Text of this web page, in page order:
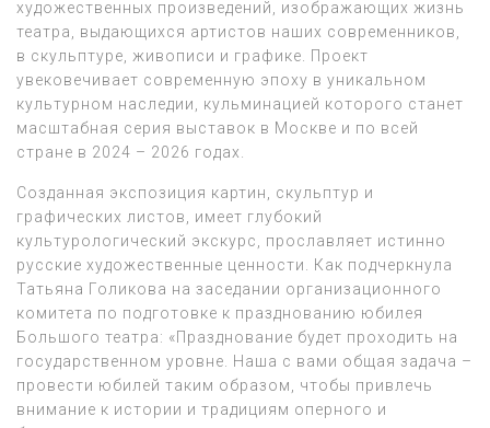
художественных произведений, изображающих жизнь
театра, выдающихся артистов наших современников,
в скульптуре, живописи и графике. Проект
увековечивает современную эпоху в уникальном
культурном наследии, кульминацией которого станет
масштабная серия выставок в Москве и по всей
стране в 2024 – 2026 годах.
Созданная экспозиция картин, скульптур и
графических листов, имеет глубокий
культурологический экскурс, прославляет истинно
русские художественные ценности. Как подчеркнула
Татьяна Голикова на заседании организационного
комитета по подготовке к празднованию юбилея
Большого театра: «Празднование будет проходить на
государственном уровне. Наша с вами общая задача –
провести юбилей таким образом, чтобы привлечь
внимание к истории и традициям оперного и